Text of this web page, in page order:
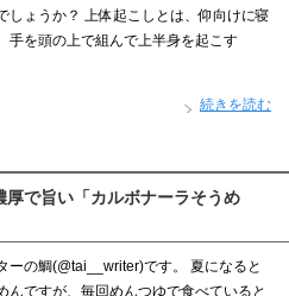
しょうか？ 上体起こしとは、仰向けに寝
手を頭の上で組んで上半身を起こす
続きを読む
で旨い「カルボナーラそうめ
ーの鯛(@tai__writer)です。 夏になると
んですが、毎回めんつゆで食べていると